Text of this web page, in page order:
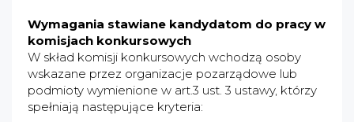
Wymagania stawiane kandydatom do pracy w
komisjach konkursowych
W skład komisji konkursowych wchodzą osoby
wskazane przez organizacje pozarządowe lub
podmioty wymienione w art.3 ust. 3 ustawy, którzy
spełniają następujące kryteria: